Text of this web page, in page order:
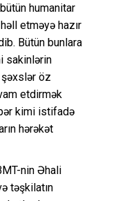
humanitar
etməyə hazır
Bütün bunlara
sakinlərin
öz
etdirmək
kimi istifadə
hərəkət
nin Əhali
təşkilatın